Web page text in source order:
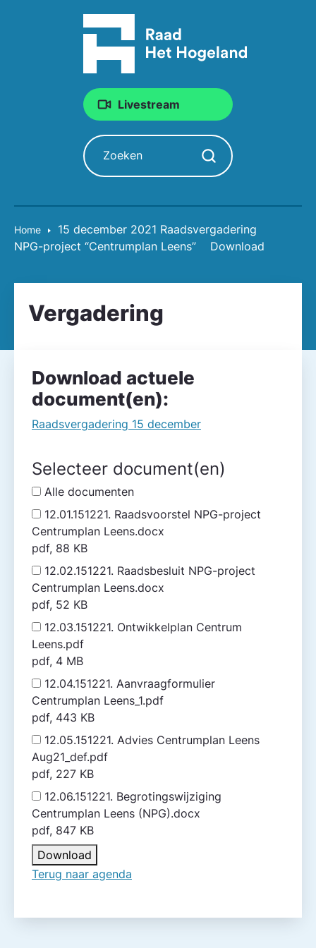
Livestream
Zoeken
Zoekopdracht starten
Home
15 december 2021 Raadsvergadering
NPG-project “Centrumplan Leens”
Download
Vergadering
Download actuele
document(en):
Raadsvergadering 15 december
Selecteer document(en)
Alle documenten
12.01.151221. Raadsvoorstel NPG-project
Centrumplan Leens.docx
pdf, 88 KB
12.02.151221. Raadsbesluit NPG-project
Centrumplan Leens.docx
pdf, 52 KB
12.03.151221. Ontwikkelplan Centrum
Leens.pdf
pdf, 4 MB
12.04.151221. Aanvraagformulier
Centrumplan Leens_1.pdf
pdf, 443 KB
12.05.151221. Advies Centrumplan Leens
Aug21_def.pdf
pdf, 227 KB
12.06.151221. Begrotingswijziging
Centrumplan Leens (NPG).docx
pdf, 847 KB
Download
Terug naar agenda